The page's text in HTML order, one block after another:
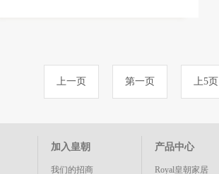
上一页 第一页 上5页
加入皇朝
我们的招商
产品中心
Royal皇朝家居